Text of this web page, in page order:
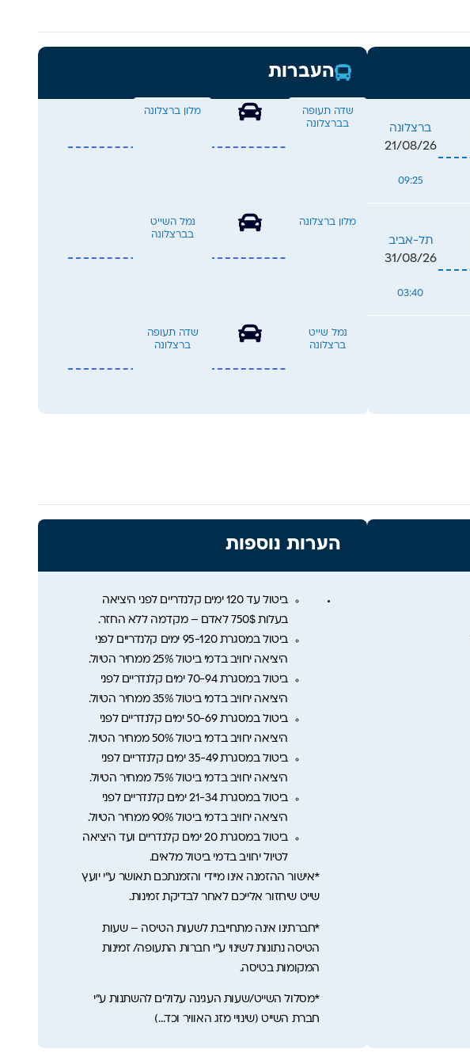
ברצלונה
21/08/26
09:25
תל-אביב
31/08/26
03:40
העברות
שדה תעופה
בברצלונה
מלון ברצלונה
מלון ברצלונה
נמל השייט
בברצלונה
נמל שייט
ברצלונה
שדה תעופה
ברצלונה
הערות נוספות
ביטול עד 120 ימים קלנדריים לפני היציאה
בעלות 750$ לאדם – מקדמה ללא החזר.
ביטול במסגרת 95-120 ימים קלנדריים לפני
היציאה יחויב בדמי ביטול 25% ממחיר הטיול.
ביטול במסגרת 70-94 ימים קלנדריים לפני
היציאה יחויב בדמי ביטול 35% ממחיר הטיול.
ביטול במסגרת 50-69 ימים קלנדריים לפני
היציאה יחויב בדמי ביטול 50% ממחיר הטיול.
ביטול במסגרת 35-49 ימים קלנדריים לפני
היציאה יחויב בדמי ביטול 75% ממחיר הטיול.
ביטול במסגרת 21-34 ימים קלנדריים לפני
היציאה יחויב בדמי ביטול 90% ממחיר הטיול.
ביטול במסגרת 20 ימים קלנדריים ועד היציאה
לטיול יחויב בדמי ביטול מלאים.
*אישור ההזמנה אינו מיידי והזמנתכם תאושר ע”י יועץ
שייט שיחזור אלייכם לאחר לבדיקת זמינות.
*חברתינו אינה מתחייבת לשעות הטיסה – שעות
הטיסה נתונות לשינוי ע”י חברות התעופה/ זמינות
המקומות בטיסה.
*מסלול השייט/שעות העגינה עלולים להשתנות ע”י
חברת השייט (שינויי מזג האוויר וכד…)